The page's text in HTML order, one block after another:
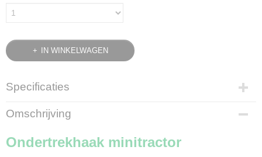
IN WINKELWAGEN
Specificaties
Bruto gewicht
4,00 Kg
Omschrijving
Ondertrekhaak minitractor